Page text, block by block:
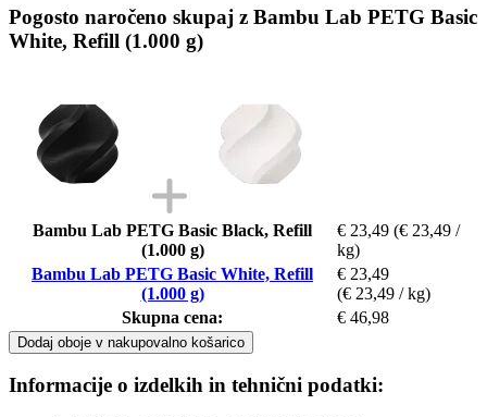
Pogosto naročeno skupaj z Bambu Lab PETG Basic
White, Refill (1.000 g)
Bambu Lab PETG Basic Black, Refill
(1.000 g)
€ 23,49 (€ 23,49 /
kg)
Bambu Lab PETG Basic White, Refill
(1.000 g)
€ 23,49
(€ 23,49 / kg)
Skupna cena:
€ 46,98
Dodaj oboje v nakupovalno košarico
Informacije o izdelkih in tehnični podatki: